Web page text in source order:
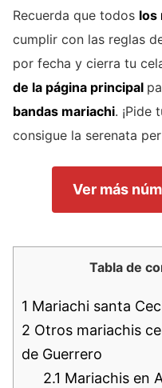
Recuerda que todos los
cumplir con las reglas
por fecha y cierra tu
de la página principal
bandas mariachi. ¡Pide
consigue la serenata
Ver más
Tabla de
1 Mariachi santa
2 Otros mariachis
de Guerrero
2.1 Mariachis en